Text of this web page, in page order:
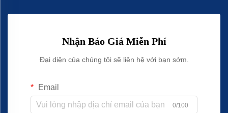
Nhận Báo Giá Miễn Phí
Đại diện của chúng tôi sẽ liên hệ với bạn sớm.
Email
0/100